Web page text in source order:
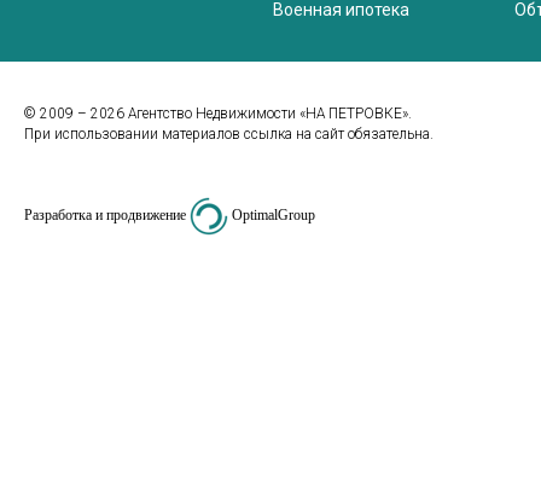
Военная ипотека
© 2009 – 2026 Агентство Недвижимости «НА ПЕТРОВКЕ».
При использовании материалов ссылка на сайт обязательна.
Разработка и продвижение OptimalGroup